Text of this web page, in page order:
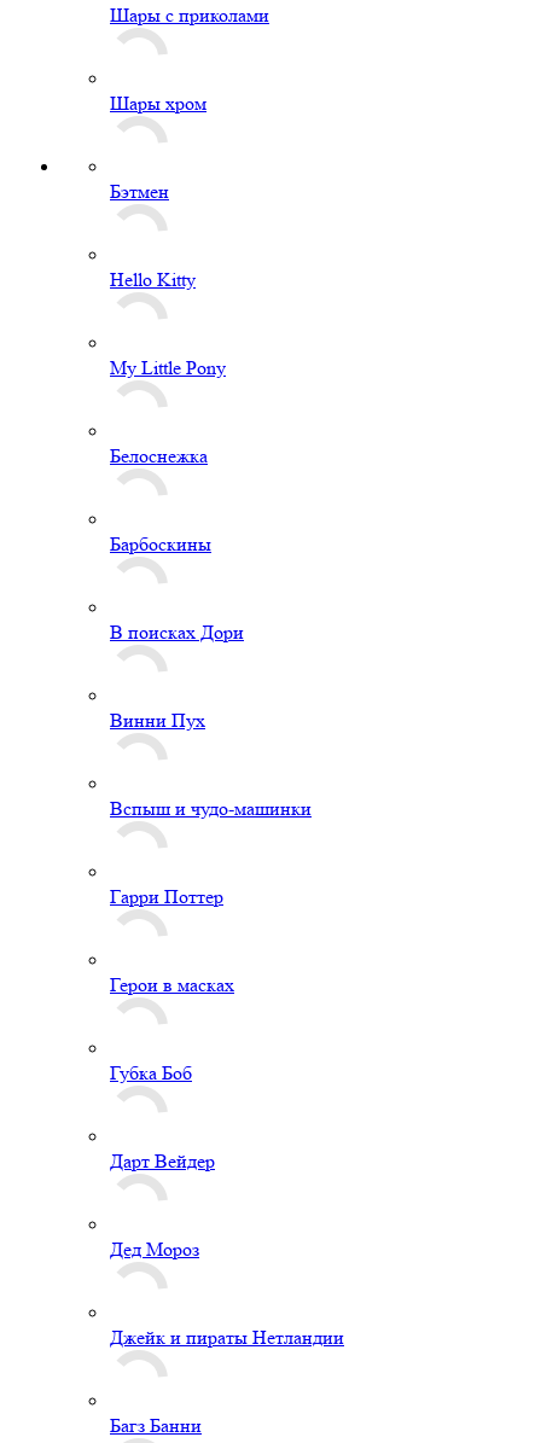
Шары с приколами
Шары хром
Бэтмен
Hello Kitty
My Little Pony
Белоснежка
Барбоскины
В поисках Дори
Винни Пух
Вспыш и чудо-машинки
Гарри Поттер
Герои в масках
Губка Боб
Дарт Вейдер
Дед Мороз
Джейк и пираты Нетландии
Багз Банни